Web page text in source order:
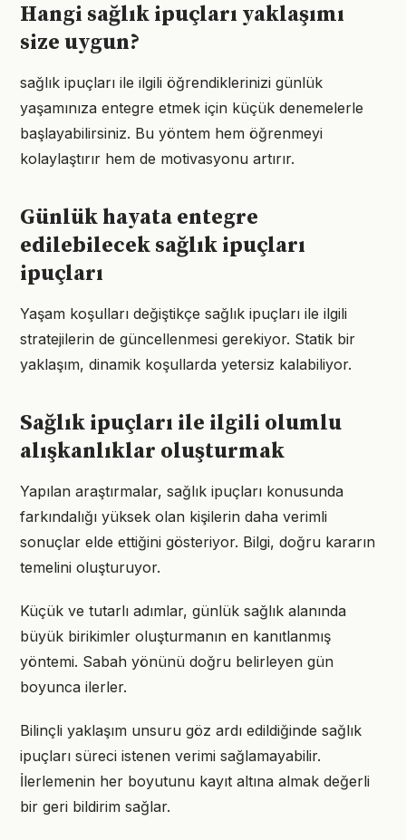
Hangi sağlık ipuçları yaklaşımı
size uygun?
sağlık ipuçları ile ilgili öğrendiklerinizi günlük
yaşamınıza entegre etmek için küçük denemelerle
başlayabilirsiniz. Bu yöntem hem öğrenmeyi
kolaylaştırır hem de motivasyonu artırır.
Günlük hayata entegre
edilebilecek sağlık ipuçları
ipuçları
Yaşam koşulları değiştikçe sağlık ipuçları ile ilgili
stratejilerin de güncellenmesi gerekiyor. Statik bir
yaklaşım, dinamik koşullarda yetersiz kalabiliyor.
Sağlık ipuçları ile ilgili olumlu
alışkanlıklar oluşturmak
Yapılan araştırmalar, sağlık ipuçları konusunda
farkındalığı yüksek olan kişilerin daha verimli
sonuçlar elde ettiğini gösteriyor. Bilgi, doğru kararın
temelini oluşturuyor.
Küçük ve tutarlı adımlar, günlük sağlık alanında
büyük birikimler oluşturmanın en kanıtlanmış
yöntemi. Sabah yönünü doğru belirleyen gün
boyunca ilerler.
Bilinçli yaklaşım unsuru göz ardı edildiğinde sağlık
ipuçları süreci istenen verimi sağlamayabilir.
İlerlemenin her boyutunu kayıt altına almak değerli
bir geri bildirim sağlar.